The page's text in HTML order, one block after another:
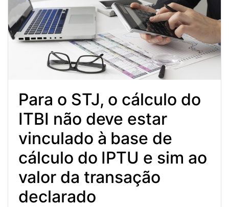
Para o STJ, o cálculo do
ITBI não deve estar
vinculado à base de
cálculo do IPTU e sim ao
valor da transação
declarado